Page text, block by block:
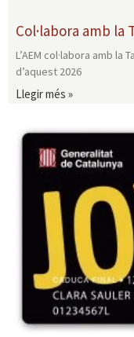
Col·labora amb la
L’AEM col·labora amb la
d’aquest 2026
Llegir més »